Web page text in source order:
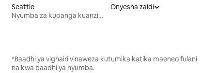
Seattle
Nyumba za kupanga kuanzia mwezi mmoja
Onyesha zaidi
*Baadhi ya vighairi vinaweza kutumika katika maeneo fulani
na kwa baadhi ya nyumba.